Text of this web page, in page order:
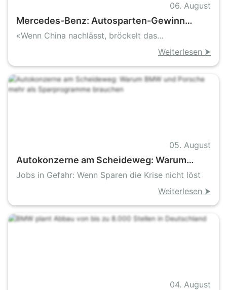
06. August
Mercedes-Benz: Autosparten-Gewinn
bricht ein, Konzern bleibt dank Finanz- und
«Wenn China nachlässt, bröckelt das
Weiterlesen ⮞
05. August
Autokonzerne am Scheideweg: Warum
BMW und Porsche mehr als Sparprogramme
Jobs in Gefahr: Wenn Sparen die Krise nicht löst
Weiterlesen ⮞
04. August